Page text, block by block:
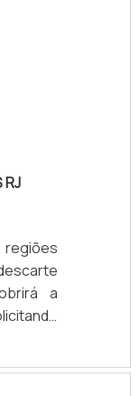
com a
RJ
a